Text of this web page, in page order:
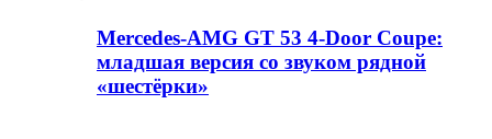
Mercedes-AMG GT 53 4-Door Coupe:
младшая версия со звуком рядной
«шестёрки»